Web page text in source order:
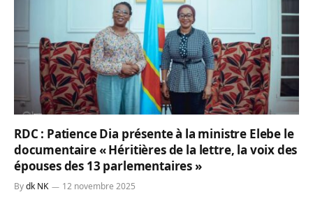
RDC : Patience Dia présente à la ministre Elebe le
documentaire « Héritières de la lettre, la voix des
épouses des 13 parlementaires »
Bydk NK 12 novembre 2025